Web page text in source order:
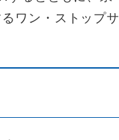
ワン・ストップサ